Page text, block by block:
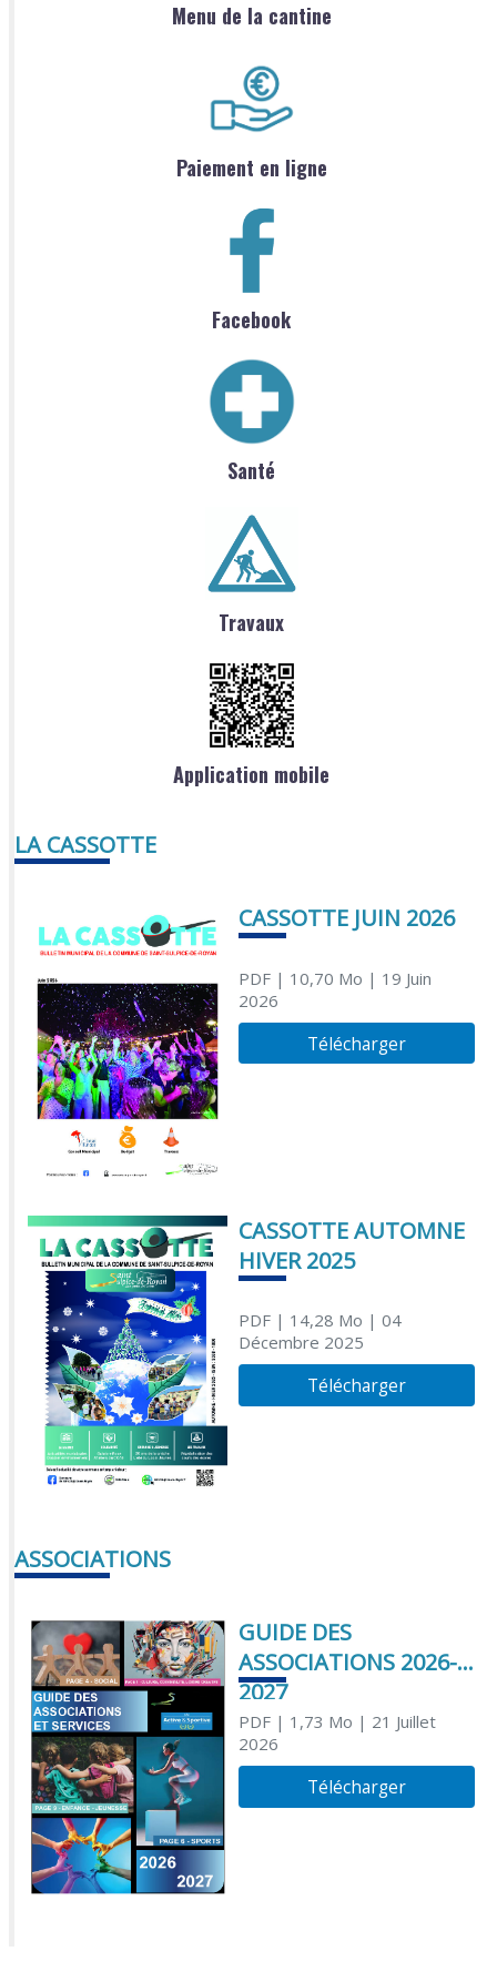
Menu de la cantine
Paiement en ligne
Facebook
Santé
Travaux
Application mobile
LA CASSOTTE
CASSOTTE JUIN 2026
PDF| 10,70 Mo | 19 Juin
2026
Télécharger
CASSOTTE AUTOMNE
HIVER 2025
PDF| 14,28 Mo | 04
Décembre 2025
Télécharger
ASSOCIATIONS
GUIDE DES
ASSOCIATIONS 2026-
2027
PDF| 1,73 Mo | 21 Juillet
2026
Télécharger